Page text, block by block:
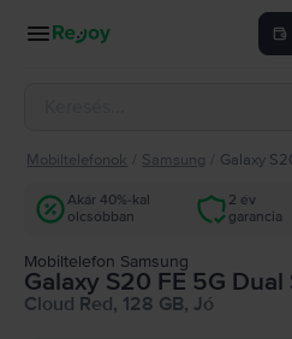
Mobiltelefonok Samsung Galaxy
Akár 40%-kal
olcsóbban
2 év
garancia
Mobiltelefon Samsung
Galaxy S20 FE 5G Dual
Cloud Red, 128 GB, Jó